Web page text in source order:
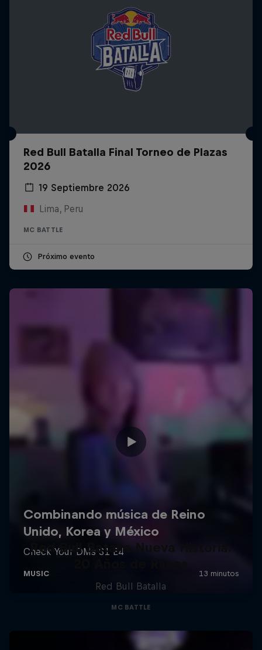
Red Bull Batalla Final Torneo de Plazas
2026
19 Septiembre 2026
Lima, Peru
MC BATTLE
Próximo evento
Red Bull Batalla Nueva Historia:
Red Bull Batalla
MC BATTLE